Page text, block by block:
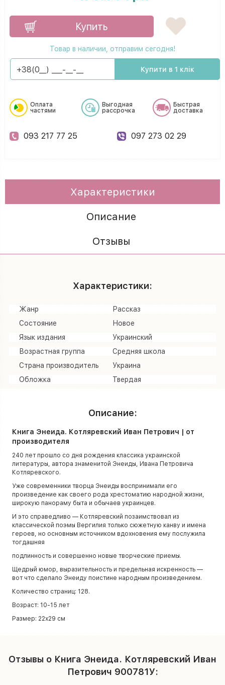
Купить
Товар в наличии, отправим сегодня!
Купити в 1 клік
Оплата
частями
Выгодная
рассрочка
Быстрая
доставка
093 217 77 25 097 273 02 29
Характеристики
Описание
Отзывы
Характеристики:
Жанр
Рассказ
Состояние
Новое
Язык издания
Украинский
Возрастная группа
Средняя школа
Страна производитель
Украина
Обложка
Твердая
Описание:
Книга Энеида. Котляревский Иван Петрович | от
производителя
240 лет прошло со дня рождения классика украинской
литературы, автора знаменитой Энеиды, Ивана Петровича
Котляревского.
Уже современники творца Энеиды воспринимали его
произведение как своего рода хрестоматию народной жизни,
широкую панораму быта и обычаев украинцев.
И это справедливо — Котляревский позаимствовал из
классической поэмы Вергилия только сюжетную канву и имена
героев, но основным источником вдохновения ему послужила
тогдашняя
подлинность и совершенно новые творческие приемы.
Щедрый юмор, выразительность и предельная искренность —
вот что сделало Энеиду поистине народным произведением.
Количество страниц: 128.
Возраст: 10-15 лет
Размер: 22х29 см
Отзывы о Книга Энеида. Котляревский Иван
Петрович 900781У: